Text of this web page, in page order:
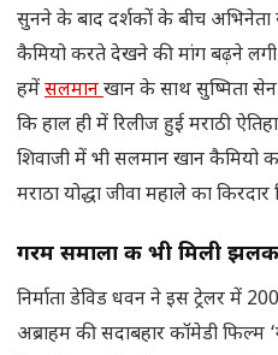
सुनने के बाद दर्शकों के बीच
कैमियो करते देखने की मांग बढ़ने
हमेंसलमानखान के साथ सुष्मिता
कि हाल ही में रिलीज हुई मराठी
शिवाजी में भी सलमान खान
मराठा योद्धा जीवा महाले का किरदार
गरम समाला की भी मिली झलक
निर्माता डेविड धवन ने इस ट्रेलर में
अब्राहम की सदाबहार कॉमेडी फिल्म